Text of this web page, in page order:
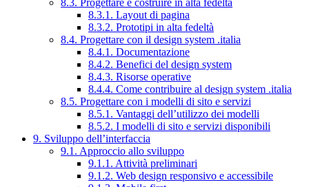
8.3. Progettare e costruire in alta fedeltà
8.3.1. Layout di pagina
8.3.2. Prototipi in alta fedeltà
8.4. Progettare con il design system .italia
8.4.1. Documentazione
8.4.2. Benefici del design system
8.4.3. Risorse operative
8.4.4. Come contribuire al design system .italia
8.5. Progettare con i modelli di sito e servizi
8.5.1. Vantaggi dell’utilizzo dei modelli
8.5.2. I modelli di sito e servizi disponibili
9. Sviluppo dell’interfaccia
9.1. Approccio allo sviluppo
9.1.1. Attività preliminari
9.1.2. Web design responsivo e accessibile